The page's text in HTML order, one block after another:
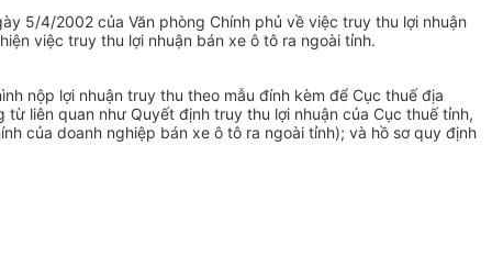
5/4/2002 của Văn phòng Chính phủ về việc truy thu lợi nhuận
việc truy thu lợi nhuận bán xe ô tô ra ngoài tỉnh.
nộp lợi nhuận truy thu theo mẫu đính kèm để Cục thuế địa
liên quan như Quyết định truy thu lợi nhuận của Cục thuế tỉnh,
của doanh nghiệp bán xe ô tô ra ngoài tỉnh); và hồ sơ quy định